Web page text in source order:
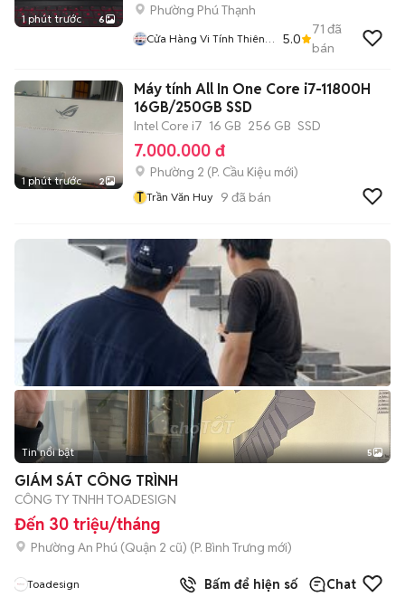
1 phút trước 6
Phường Phú Thạnh
Cửa Hàng Vi Tính Thiên
5.0
71 đã
bán
1 phút trước 2
Máy tính All In One Core i7-11800H
16GB/250GB SSD
Intel Core i7 16 GB 256 GB SSD
7.000.000 đ
Phường 2 (P. Cầu Kiệu mới)
T Trần Văn Huy 9 đã bán
Tin nổi bật 5
GIÁM SÁT CÔNG TRÌNH
CÔNG TY TNHH TOADESIGN
Đến 30 triệu/tháng
Phường An Phú (Quận 2 cũ) (P. Bình Trưng mới)
Toadesign Bấm để hiện số Chat